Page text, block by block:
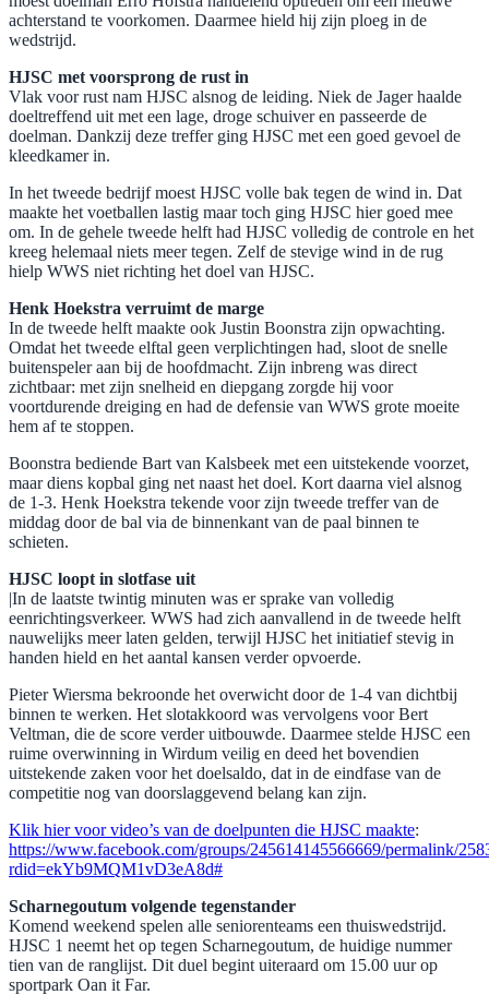
achterstand te voorkomen. Daarmee hield hij zijn ploeg in de
wedstrijd.
HJSC met voorsprong de rust in
Vlak voor rust nam HJSC alsnog de leiding. Niek de Jager haalde
doeltreffend uit met een lage, droge schuiver en passeerde de
doelman. Dankzij deze treffer ging HJSC met een goed gevoel de
kleedkamer in.
In het tweede bedrijf moest HJSC volle bak tegen de wind in. Dat
maakte het voetballen lastig maar toch ging HJSC hier goed mee
om. In de gehele tweede helft had HJSC volledig de controle en het
kreeg helemaal niets meer tegen. Zelf de stevige wind in de rug
hielp WWS niet richting het doel van HJSC.
Henk Hoekstra verruimt de marge
In de tweede helft maakte ook Justin Boonstra zijn opwachting.
Omdat het tweede elftal geen verplichtingen had, sloot de snelle
buitenspeler aan bij de hoofdmacht. Zijn inbreng was direct
zichtbaar: met zijn snelheid en diepgang zorgde hij voor
voortdurende dreiging en had de defensie van WWS grote moeite
hem af te stoppen.
Boonstra bediende Bart van Kalsbeek met een uitstekende voorzet,
maar diens kopbal ging net naast het doel. Kort daarna viel alsnog
de 1-3. Henk Hoekstra tekende voor zijn tweede treffer van de
middag door de bal via de binnenkant van de paal binnen te
schieten.
HJSC loopt in slotfase uit
|In de laatste twintig minuten was er sprake van volledig
eenrichtingsverkeer. WWS had zich aanvallend in de tweede helft
nauwelijks meer laten gelden, terwijl HJSC het initiatief stevig in
handen hield en het aantal kansen verder opvoerde.
Pieter Wiersma bekroonde het overwicht door de 1-4 van dichtbij
binnen te werken. Het slotakkoord was vervolgens voor Bert
Veltman, die de score verder uitbouwde. Daarmee stelde HJSC een
ruime overwinning in Wirdum veilig en deed het bovendien
uitstekende zaken voor het doelsaldo, dat in de eindfase van de
competitie nog van doorslaggevend belang kan zijn.
Klik hier voor video’s van de doelpunten die HJSC maakte:
https://www.facebook.com/groups/245614145566669/permalink/
rdid=ekYb9MQM1vD3eA8d#
Scharnegoutum volgende tegenstander
Komend weekend spelen alle seniorenteams een thuiswedstrijd.
HJSC 1 neemt het op tegen Scharnegoutum, de huidige nummer
tien van de ranglijst. Dit duel begint uiteraard om 15.00 uur op
sportpark Oan it Far.